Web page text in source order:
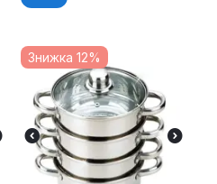
Знижка 12%